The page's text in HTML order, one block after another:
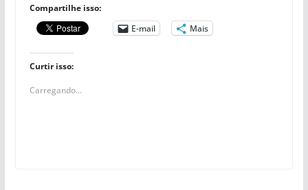
Compartilhe isso:
E-mail
Mais
Curtir isso:
Carregando...